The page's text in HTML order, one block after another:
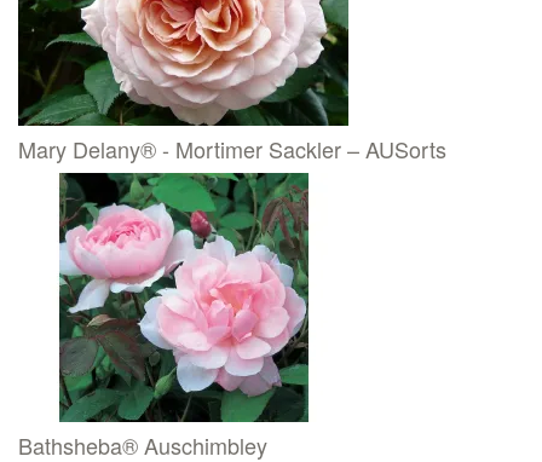
Mary Delany® - Mortimer Sackler – AUSorts
Bathsheba® Auschimbley